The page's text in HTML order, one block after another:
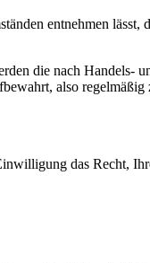
entnehmen lässt,
die nach Handels-
also
das Recht,